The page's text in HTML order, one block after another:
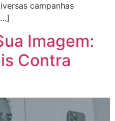
campanhas
Imagem:
Contra